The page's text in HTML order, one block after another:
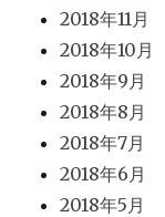
2018年11月
2018年10月
2018年9月
2018年8月
2018年7月
2018年6月
2018年5月